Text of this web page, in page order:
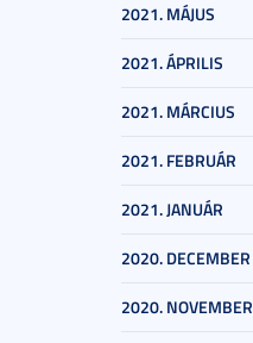
2021. MÁJUS
2021. ÁPRILIS
2021. MÁRCIUS
2021. FEBRUÁR
2021. JANUÁR
2020. DECEMBER
2020. NOVEMBER